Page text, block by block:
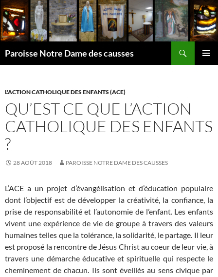
Aller
au
contenu
Paroisse Notre Dame des causses
L'ACTION CATHOLIQUE DES ENFANTS (ACE)
QU’EST CE QUE L’ACTION
CATHOLIQUE DES ENFANTS
?
28 AOÛT 2018 PAROISSE NOTRE DAME DES CAUSSES
L’ACE a un projet d’évangélisation et d’éducation populaire
dont l’objectif est de développer la créativité, la confiance, la
prise de responsabilité et l’autonomie de l’enfant. Les enfants
vivent une expérience de vie de groupe à travers des valeurs
humaines telles que la tolérance, la solidarité, le partage. Il leur
est proposé la rencontre de Jésus Christ au coeur de leur vie, à
travers une démarche éducative et spirituelle qui respecte le
cheminement de chacun. Ils sont éveillés au sens civique par